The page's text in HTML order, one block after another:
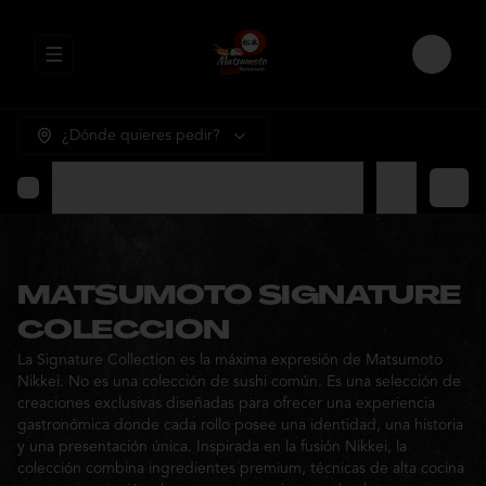
Abrir menu de navegación Login
¿Dónde quieres pedir?
MATSUMOTO SIGNATURE
COLECCION
La Signature Collection es la máxima expresión de Matsumoto
Nikkei. No es una colección de sushi común. Es una selección de
creaciones exclusivas diseñadas para ofrecer una experiencia
gastronómica donde cada rollo posee una identidad, una historia
y una presentación única. Inspirada en la fusión Nikkei, la
colección combina ingredientes premium, técnicas de alta cocina